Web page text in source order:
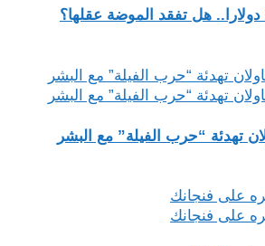
تهدئة “حرب الفيلة” مع البشر